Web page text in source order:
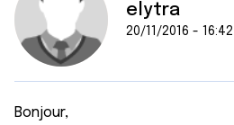
elytra
20/11/2016 - 16:42
Bonjour,